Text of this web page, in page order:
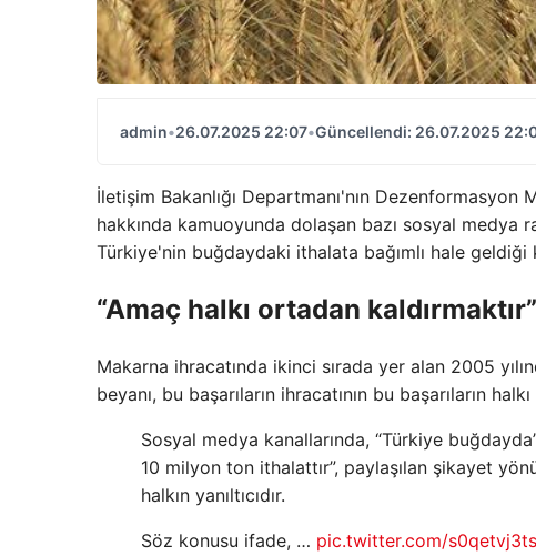
admin•26.07.2025 22:07•Güncellendi: 26.07.2025
İletişim Bakanlığı Departmanı'nın
hakkında kamuoyunda dolaşan bazı sosyal medya
Türkiye'nin buğdaydaki ithalata bağımlı hale geldiği
“Amaç halkı ortadan kaldırmaktır”
Makarna ihracatında ikinci sırada yer alan 2005
beyanı, bu başarıların ihracatının bu başarıların
Sosyal medya kanallarında, “Türkiye
10 milyon ton ithalattır”, paylaşılan şikayet
halkın yanıltıcıdır.
Söz konusu ifade, … pic.twitter.com/s0qetvj3ts